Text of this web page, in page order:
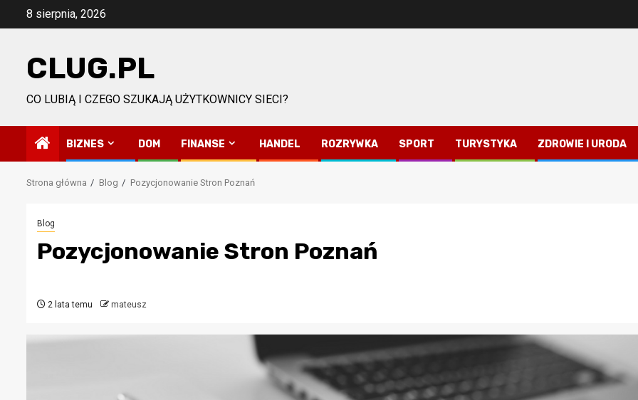
Przejdź8 sierpnia, 2026
CLUG.PL
CO LUBIĄ I CZEGO SZUKAJĄ UŻYTKOWNICY SIECI?
BIZNES DOM FINANSE HANDEL ROZRYWKA SPORT TURYSTYKA ZDROWIE I URODA
Strona główna Blog Pozycjonowanie Stron Poznań
Blog
Pozycjonowanie Stron Poznań
2 lata temu mateusz